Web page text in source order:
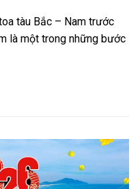
tàu Bắc – Nam trước
là một trong những bước